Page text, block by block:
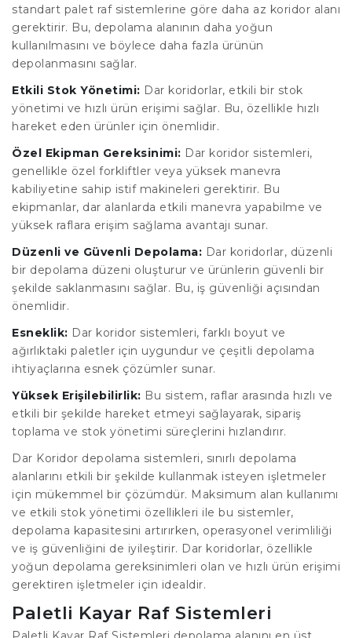
standart palet raf sistemlerine göre daha az koridor alanı
gerektirir. Bu, depolama alanının daha yoğun
kullanılmasını ve böylece daha fazla ürünün
depolanmasını sağlar.
Etkili Stok Yönetimi: Dar koridorlar, etkili bir stok
yönetimi ve hızlı ürün erişimi sağlar. Bu, özellikle hızlı
hareket eden ürünler için önemlidir.
Özel Ekipman Gereksinimi: Dar koridor sistemleri,
genellikle özel forkliftler veya yüksek manevra
kabiliyetine sahip istif makineleri gerektirir. Bu
ekipmanlar, dar alanlarda etkili manevra yapabilme ve
yüksek raflara erişim sağlama avantajı sunar.
Düzenli ve Güvenli Depolama: Dar koridorlar, düzenli
bir depolama düzeni oluşturur ve ürünlerin güvenli bir
şekilde saklanmasını sağlar. Bu, iş güvenliği açısından
önemlidir.
Esneklik: Dar koridor sistemleri, farklı boyut ve
ağırlıktaki paletler için uygundur ve çeşitli depolama
ihtiyaçlarına esnek çözümler sunar.
Yüksek Erişilebilirlik: Bu sistem, raflar arasında hızlı ve
etkili bir şekilde hareket etmeyi sağlayarak, sipariş
toplama ve stok yönetimi süreçlerini hızlandırır.
Dar Koridor depolama sistemleri, sınırlı depolama
alanlarını etkili bir şekilde kullanmak isteyen işletmeler
için mükemmel bir çözümdür. Maksimum alan kullanımı
ve etkili stok yönetimi özellikleri ile bu sistemler,
depolama kapasitesini artırırken, operasyonel verimliliği
ve iş güvenliğini de iyileştirir. Dar koridorlar, özellikle
yoğun depolama gereksinimleri olan ve hızlı ürün erişimi
gerektiren işletmeler için idealdir.
Paletli Kayar Raf Sistemleri